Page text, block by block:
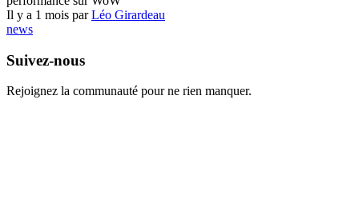
Il y a 1 mois parLéo Girardeau
news
Suivez-nous
Rejoignez la communauté pour ne rien manquer.